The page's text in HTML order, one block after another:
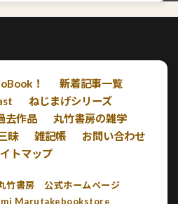
！
新着記事一覧
ねじまげシリーズ
去作品
丸竹書房の雑学
昧 雑記帳
お問い合わせ
トマップ
竹書房 公式ホームページ
Marutakebookstore.